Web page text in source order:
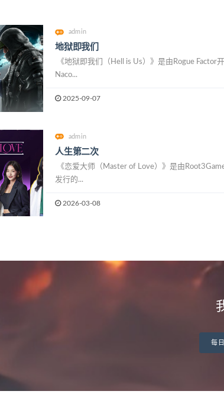
admin
地狱即我们
《地狱即我们（Hell is Us）》是由Rogue Factor开
Naco...
2025-09-07
admin
人生第二次
《恋爱大师（Master of Love）》是由
发行的...
2026-03-08
每